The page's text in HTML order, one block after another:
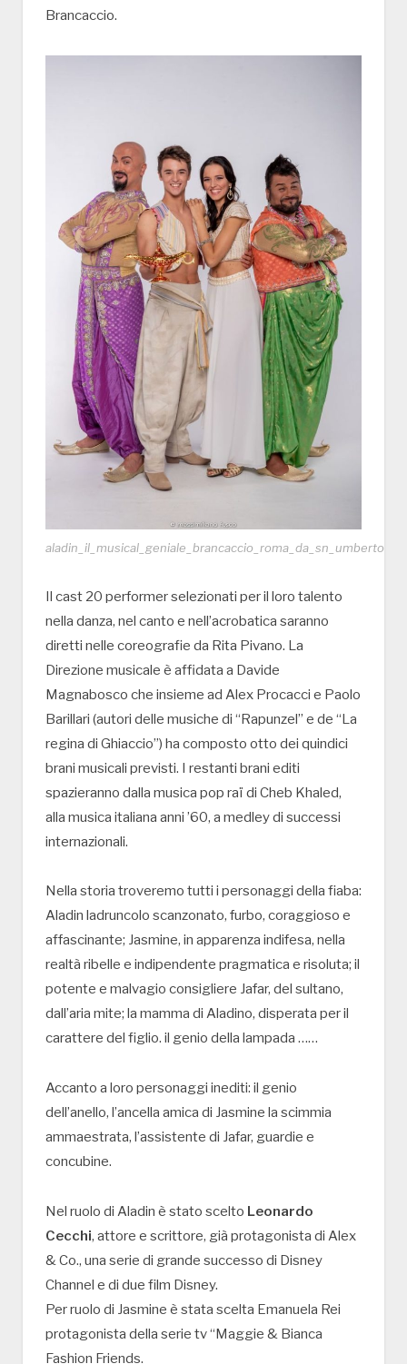
Brancaccio.
Il cast 20 performer selezionati per il loro talento
nella danza, nel canto e nell’acrobatica saranno
diretti nelle coreografie da Rita Pivano. La
Direzione musicale è affidata a Davide
Magnabosco che insieme ad Alex Procacci e Paolo
Barillari (autori delle musiche di “Rapunzel” e de “La
regina di Ghiaccio”) ha composto otto dei quindici
brani musicali previsti. I restanti brani editi
spazieranno dalla musica pop raï di Cheb Khaled,
alla musica italiana anni ’60, a medley di successi
internazionali.
Nella storia troveremo tutti i personaggi della fiaba:
Aladin ladruncolo scanzonato, furbo, coraggioso e
affascinante; Jasmine, in apparenza indifesa, nella
realtà ribelle e indipendente pragmatica e risoluta; il
potente e malvagio consigliere Jafar, del sultano,
dall’aria mite; la mamma di Aladino, disperata per il
carattere del figlio. il genio della lampada ……
Accanto a loro personaggi inediti: il genio
dell’anello, l’ancella amica di Jasmine la scimmia
ammaestrata, l’assistente di Jafar, guardie e
concubine.
Nel ruolo di Aladin è stato scelto Leonardo
Cecchi, attore e scrittore, già protagonista di Alex
& Co., una serie di grande successo di Disney
Channel e di due film Disney.
Per ruolo di Jasmine è stata scelta Emanuela Rei
protagonista della serie tv “Maggie & Bianca
Fashion Friends.